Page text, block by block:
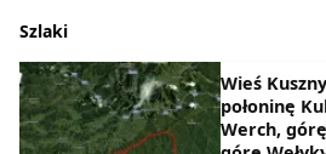
Szlaki
Wieś
połoninę
Werch,